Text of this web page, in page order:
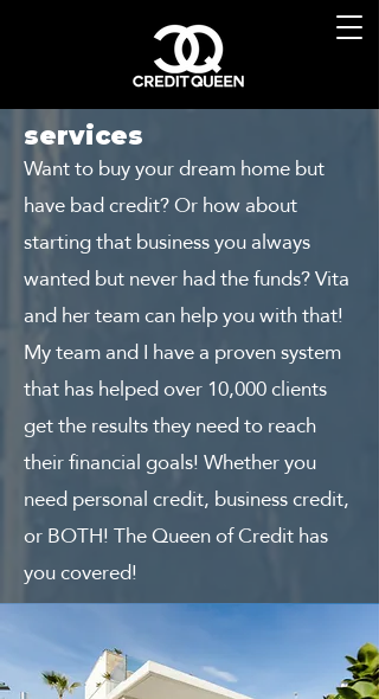
services
Want to buy your dream home but
have bad credit? Or how about
starting that business you always
wanted but never had the funds? Vita
and her team can help you with that!
My team and I have a proven system
that has helped over 10,000 clients
get the results they need to reach
their financial goals! Whether you
need personal credit, business credit,
or BOTH! The Queen of Credit has
you covered!